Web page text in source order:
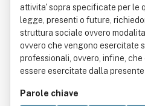
attivita' sopra specificate per le
legge, presenti o future,
struttura sociale ovvero
ovvero che vengono esercitate
professionali, ovvero, infine,
essere esercitate dalla
Parole chiave